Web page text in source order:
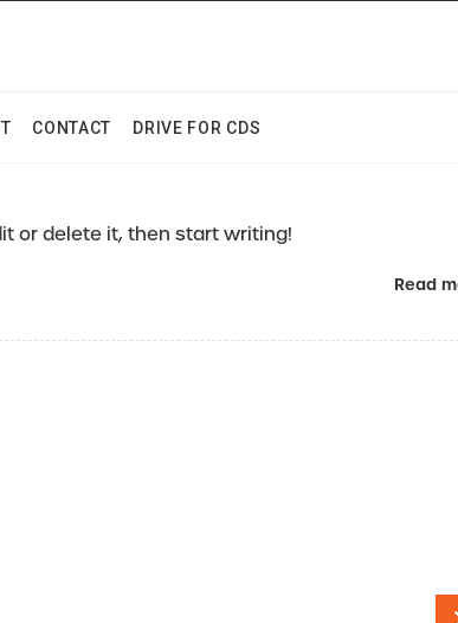
CONTACT DRIVE FOR CDS
or delete it, then start writing!
Read